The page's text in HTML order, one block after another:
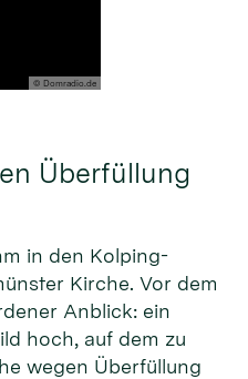
© Domradio.de
Überfüllung
in den Kolping-
Kirche. Vor dem
Anblick: ein
hoch, auf dem zu
wegen Überfüllung